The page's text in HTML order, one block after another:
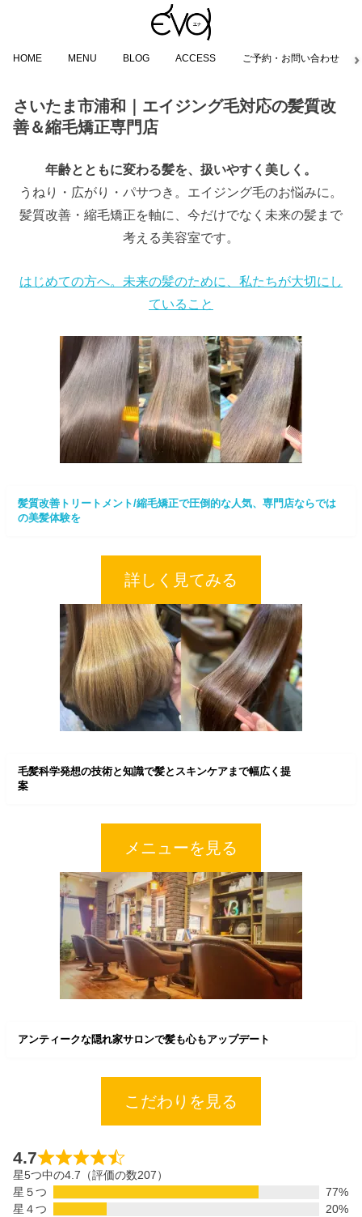
HOME MENU BLOG ACCESS ご予約・お問い合わせ
さいたま市浦和｜エイジング毛対応の髪質改
善＆縮毛矯正専門店
年齢とともに変わる髪を、扱いやすく美しく。
うねり・広がり・パサつき。エイジング毛のお悩みに。
髪質改善・縮毛矯正を軸に、今だけでなく未来の髪まで
考える美容室です。
はじめての方へ。未来の髪のために、私たちが大切にし
ていること
髪質改善トリートメント/縮毛矯正で圧倒的な人気、専門店ならでは
の美髪体験を
詳しく見てみる
毛髪科学発想の技術と知識で髪とスキンケアまで幅広く提
案
メニューを見る
アンティークな隠れ家サロンで髪も心もアップデート
こだわりを見る
4.7
星5つ中の4.7（評価の数207）
星５つ
77%
星４つ
20%